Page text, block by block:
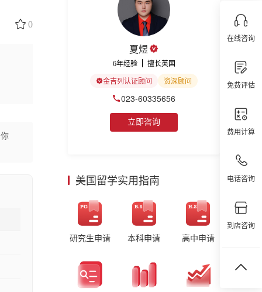
在线咨询
免费评估
费用计算
电话咨询
到店咨询
0
夏煜
6年经验 擅长英国
金吉列认证顾问 资深顾问
023-60335656
立即咨询
美国留学实用指南
研究生申请 本科申请 高中申请